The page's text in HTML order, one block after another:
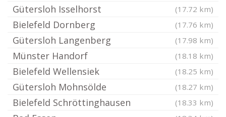
Gütersloh Isselhorst (17.72 km)
Bielefeld Dornberg (17.76 km)
Gütersloh Langenberg (17.98 km)
Münster Handorf (18.18 km)
Bielefeld Wellensiek (18.25 km)
Gütersloh Mohnsölde (18.27 km)
Bielefeld Schröttinghausen (18.33 km)